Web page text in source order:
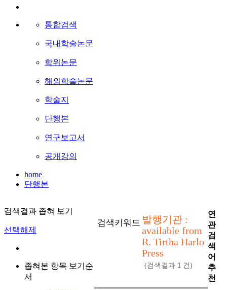
통합검색
국내학술논문
학위논문
해외학술논문
학술지
단행본
연구보고서
공개강의
home
단행본
검색결과 좁혀 보기
선택해제
좁혀본 항목 보기순
서
검색키워드 발행기관 :
available from
R. Tirtha Harlo
Press
(검색결과 1 건)
연
관
검
색
어
추
천